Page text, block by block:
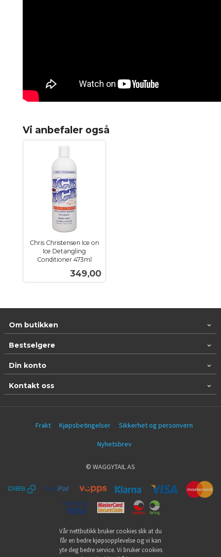
Vi anbefaler også
Chris Christensen Ice on
Ice Detangling
Conditioner 473ml
Pris
349,00
Om butikken
Bestselgere
Din konto
Kontakt oss
Frakt Kjøpsbetingelser Sikkerhet og personvern
Nyhetsbrev
© WAGGYTAIL AS
Vår nettbutikk bruker cookies slik at du
får en bedre kjøpsopplevelse og vi kan
yte deg bedre service. Vi bruker cookies